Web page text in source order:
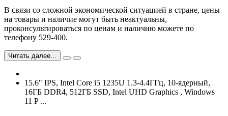
В связи со сложной экономической ситуацией в стране, цены
на товары и наличие могут быть неактуальны,
проконсультироваться по ценам и наличию можете по
телефону 529-400.
Читать далее...
15.6" IPS, Intel Core i5 1235U 1.3-4.4ГГц, 10-ядерный,
16ГБ DDR4, 512ГБ SSD, Intel UHD Graphics , Windows
11 P ...